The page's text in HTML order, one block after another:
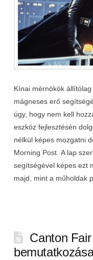
Kínai mérnökök
mágneses erő
úgy, hogy nem kell
eszköz fejlesztésén
nélkül képes mozgatni
Morning Post. A lap
segítségével képes ezt
majd, mint a műholdak
Canton